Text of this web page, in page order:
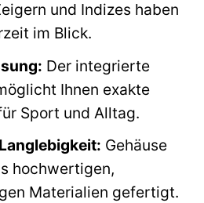
und Indizes haben
im Blick.
Der integrierte
Ihnen exakte
Sport und Alltag.
Gehäuse
hochwertigen,
Materialien gefertigt.